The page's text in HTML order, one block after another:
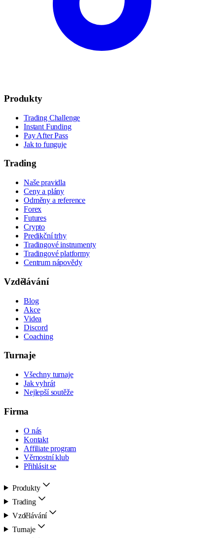
Produkty
Trading Challenge
Instant Funding
Pay After Pass
Jak to funguje
Trading
Naše pravidla
Ceny a plány
Odměny a reference
Forex
Futures
Crypto
Predikční trhy
Tradingové instrumenty
Tradingové platformy
Centrum nápovědy
Vzdělávání
Blog
Akce
Videa
Discord
Coaching
Turnaje
Všechny turnaje
Jak vyhrát
Nejlepší soutěže
Firma
O nás
Kontakt
Affiliate program
Věrnostní klub
Přihlásit se
Produkty
Trading
Vzdělávání
Turnaje